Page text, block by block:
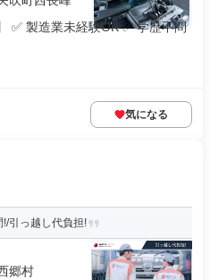
✅ 製造業未経験OK ✅ 学歴不問
気になる
引っ越し代負担!
郷村